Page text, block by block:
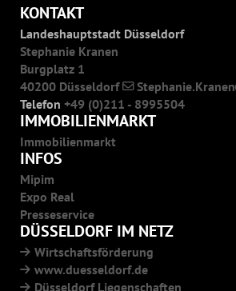
KONTAKT
Landeshauptstadt Düsseldorf
Stephanie Kranen
Burgplatz 1
40200 Düsseldorf
Stephanie.Kranen
Telefon +49 (0)211 - 8995504
IMMOBILIENMARKT
Immobilienmarkt
INFOS
Mipim
Expo Real
Presseservice
DÜSSELDORF IM NETZ
Wirtschaftsförderung
www.duesseldorf.de
Düsseldorf Liegenschaften